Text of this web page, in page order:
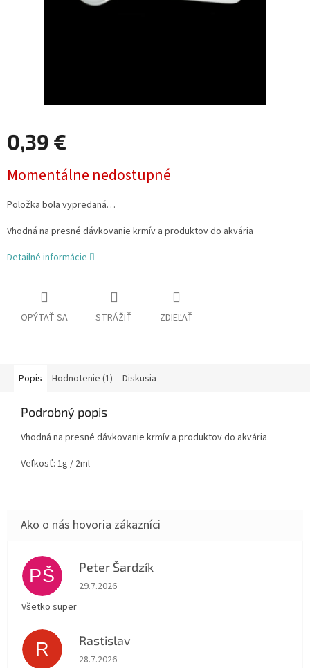
0,39 €
cena:
Momentálne nedostupné
Položka bola vypredaná…
Vhodná na presné dávkovanie krmív a produktov do akvária
Detailné informácie
OPÝTAŤ SA STRÁŽIŤ ZDIEĽAŤ
Popis Hodnotenie (1) Diskusia
Podrobný popis
Vhodná na presné dávkovanie krmív a produktov do akvária
Veľkosť: 1g / 2ml
PŠ Peter Šardzík
Hodnotenie obchodu je 5 z 5 hviezdičiek.
29.7.2026
Všetko super
R Rastislav
Hodnotenie obchodu je 5 z 5 hviezdičiek.
28.7.2026